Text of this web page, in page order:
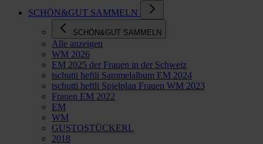
SCHÖN&GUT SAMMELN
SCHÖN&GUT SAMMELN
Alle anzeigen
WM 2026
EM 2025 der Frauen in der Schweiz
tschutti heftli Sammelalbum EM 2024
tschutti heftli Spielplan Frauen WM 2023
Frauen EM 2022
EM
WM
GUSTOSTÜCKERL
2018